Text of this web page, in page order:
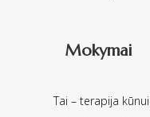
Mokymai
Tai – terapija